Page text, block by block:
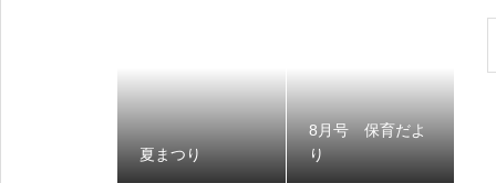
夏まつり
8月号 保育だよ
り